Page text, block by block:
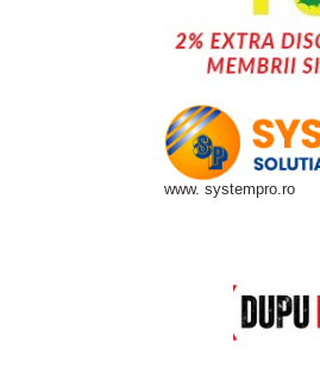
www. systempro.ro